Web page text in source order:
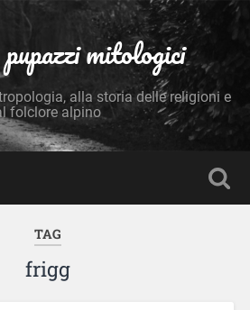
mitologici
alla storia delle religioni e
folclore alpino
TAG
frigg